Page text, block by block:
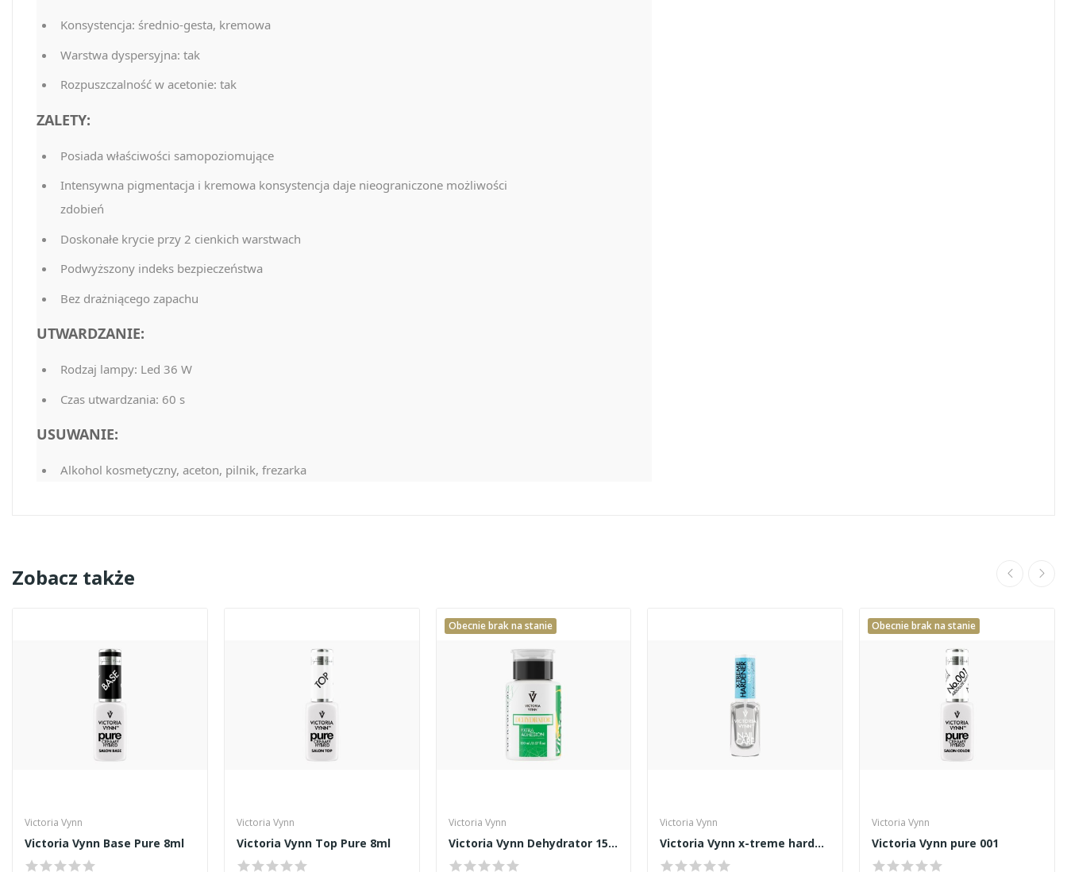
Konsystencja: średnio-gesta, kremowa
Warstwa dyspersyjna: tak
Rozpuszczalność w acetonie: tak
ZALETY:
Posiada właściwości samopoziomujące
Intensywna pigmentacja i kremowa konsystencja daje nieograniczone możliwości
zdobień
Doskonałe krycie przy 2 cienkich warstwach
Podwyższony indeks bezpieczeństwa
Bez drażniącego zapachu
UTWARDZANIE:
Rodzaj lampy: Led 36 W
Czas utwardzania: 60 s
USUWANIE:
Alkohol kosmetyczny, aceton, pilnik, frezarka
Zobacz także
Victoria Vynn
Victoria Vynn Base Pure 8ml
Victoria Vynn
Victoria Vynn Top Pure 8ml
Obecnie brak na stanie
Victoria Vynn
Victoria Vynn Dehydrator 150ml
Victoria Vynn
Victoria Vynn x-treme hardener odżywka 9ml
Obecnie brak na stanie
Victoria Vynn
Victoria Vynn pure 001